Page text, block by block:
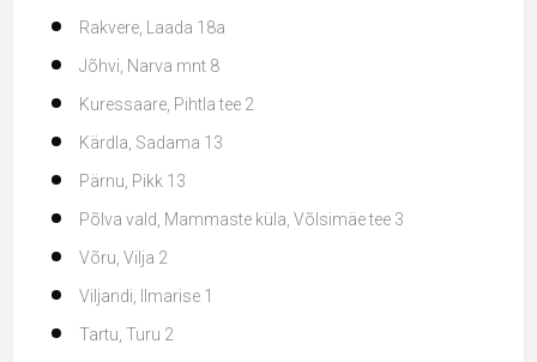
Rakvere, Laada 18a
Jõhvi, Narva mnt 8
Kuressaare, Pihtla tee 2
Kärdla, Sadama 13
Pärnu, Pikk 13
Põlva vald, Mammaste küla, Võlsimäe tee 3
Võru, Vilja 2
Viljandi, Ilmarise 1
Tartu, Turu 2